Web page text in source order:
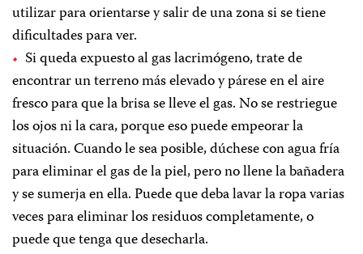
utilizar para orientarse y salir de una zona si se tiene
dificultades para ver.
Si queda expuesto al gas lacrimógeno, trate de
encontrar un terreno más elevado y párese en el aire
fresco para que la brisa se lleve el gas. No se restriegue
los ojos ni la cara, porque eso puede empeorar la
situación. Cuando le sea posible, dúchese con agua fría
para eliminar el gas de la piel, pero no llene la bañadera
y se sumerja en ella. Puede que deba lavar la ropa varias
veces para eliminar los residuos completamente, o
puede que tenga que desecharla.